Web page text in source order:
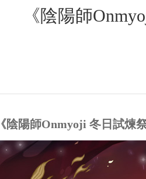
《陰陽師
《陰陽師Onmyoji 冬日試煉